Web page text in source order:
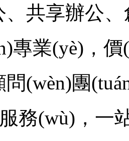
共享辦公
專業(yè)，
(wèn)團
務(wù)，一